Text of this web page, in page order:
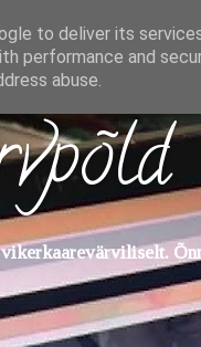
vikerkaarevärviliselt.
to deliver its
performance and
abuse.